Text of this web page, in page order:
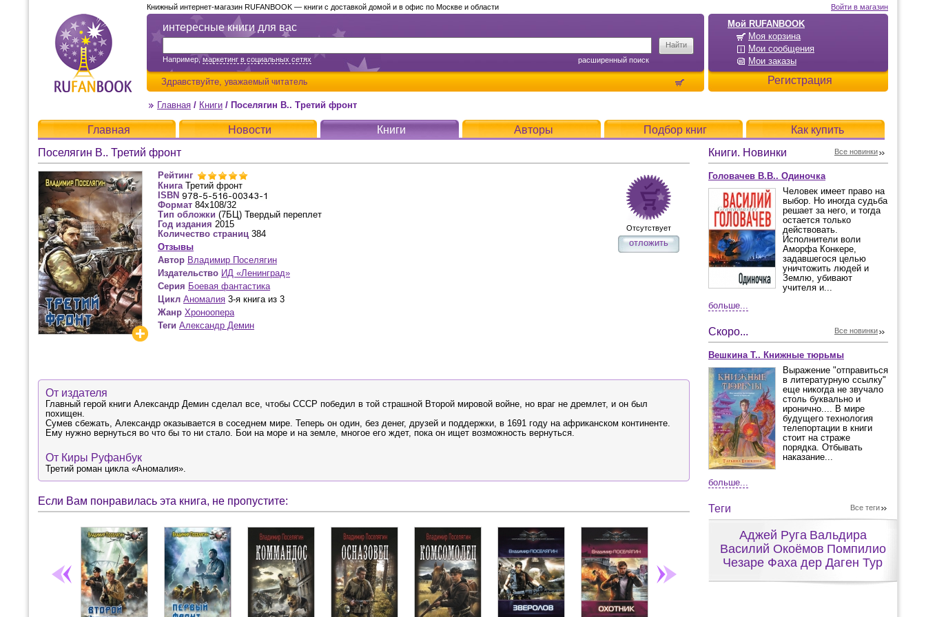
Мой RUFANBOOK
Моя корзина
Мои сообщения
Мои заказы
Регистрация
Войти в магазин
интересные книги для вас
Например,маркетинг в социальных сетях расширенный поиск
Здравствуйте, уважаемый читатель
Книжный интернет-магазин RUFANBOOK — книги с доставкой домой и в офис по Москве и области
Главная / Книги / Поселягин В.. Третий фронт
Главная Новости Книги Авторы Подбор книг
Как купить
Поселягин В.. Третий фронт
Рейтинг
Книга Третий фронт
ISBN
Формат 84х108/32
Тип обложки (7БЦ) Твердый переплет
Год издания 2015
Количество страниц 384
Отзывы
Автор Владимир Поселягин
Издательство ИД «Ленинград»
Серия Боевая фантастика
Цикл Аномалия 3-я книга из 3
Жанр Хроноопера
Теги Александр Демин
Отсутствует
отложить
От издателя
Главный герой книги Александр Демин сделал все, чтобы СССР победил в той страшной Второй мировой войне, но враг не дремлет, и он был
похищен.
Сумев сбежать, Александр оказывается в соседнем мире. Теперь он один, без денег, друзей и поддержки, в 1691 году на африканском континенте.
Ему нужно вернуться во что бы то ни стало. Бои на море и на земле, многое его ждет, пока он ищет возможность вернуться.
От Киры Руфанбук
Третий роман цикла «Аномалия».
Если Вам понравилась эта книга, не пропустите:
Книги. Новинки Все новинки
Головачев В.В.. Одиночка
Человек имеет право на
выбор. Но иногда судьба
решает за него, и тогда
остается только
действовать.
Исполнители воли
Аморфа Конкере,
задавшегося целью
уничтожить людей и
Землю, убивают
учителя и...
больше...
Скоро... Все новинки
Вешкина Т.. Книжные тюрьмы
Выражение "отправиться
в литературную ссылку"
еще никогда не звучало
столь буквально и
иронично.... В мире
будущего технология
телепортации в книги
стоит на страже
порядка. Отбывать
наказание...
больше...
Теги Все теги
Аджей Руга Вальдира
Василий Окоёмов Помпилио
Чезаре Фаха дер Даген Тур